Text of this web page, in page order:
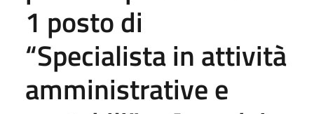
1 posto di
“Specialista in attività
amministrative e